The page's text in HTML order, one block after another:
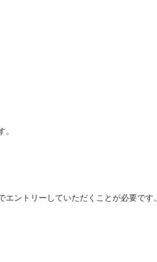
ントリーしていただくことが必要です。